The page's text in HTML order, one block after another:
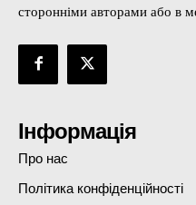
сторонніми авторами або в
Інформація
Про нас
Політика конфіденційності